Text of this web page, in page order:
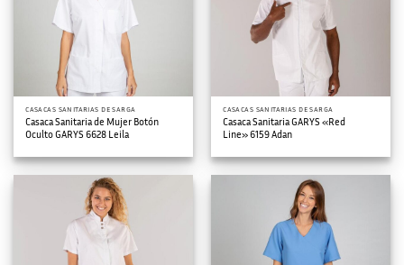
CASACAS SANITARIAS DE SARGA
Casaca Sanitaria de Mujer Botón
Oculto GARYS 6628 Leila
CASACAS SANITARIAS DE SARGA
Casaca Sanitaria GARYS «Red
Line» 6159 Adan